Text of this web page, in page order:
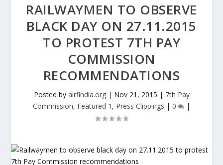
RAILWAYMEN TO OBSERVE
BLACK DAY ON 27.11.2015
TO PROTEST 7TH PAY
COMMISSION
RECOMMENDATIONS
Posted by airfindia.org| Nov 21, 2015 | 7th Pay
Commission, Featured 1 , Press Clippings | 0 |